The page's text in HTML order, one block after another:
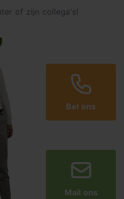
of zijn collega's!
Bel ons
Mail ons